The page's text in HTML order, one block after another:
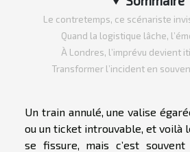
Le contretemps, ce scénariste
Quand la logistique lâche,
À Londres, l’imprévu devient
Transformer l’incident en
Un train annulé, une valise
ou un ticket introuvable, et voilà
se fissure, mais c’est